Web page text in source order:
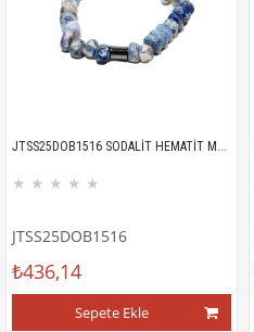
JTSS25DOB1516 SODALİT HEMATİT MAVİ JANTİ DOĞALTAŞ BİLEKLİK
★ ★ ★ ★ ★
JTSS25DOB1516
₺436,14
Sepete Ekle